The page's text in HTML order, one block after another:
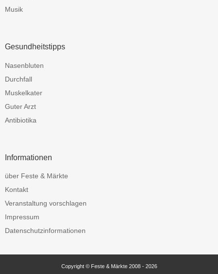
Musik
Gesundheitstipps
Nasenbluten
Durchfall
Muskelkater
Guter Arzt
Antibiotika
Informationen
über Feste & Märkte
Kontakt
Veranstaltung vorschlagen
Impressum
Datenschutzinformationen
Copyright © Feste & Märkte 2008 - 2026